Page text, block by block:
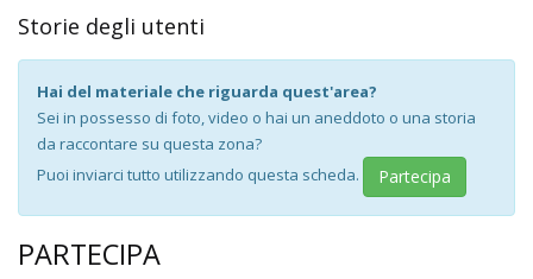
Storie degli utenti
Hai del materiale che riguarda quest'area?
Sei in possesso di foto, video o hai un aneddoto o una storia
da raccontare su questa zona?
Puoi inviarci tutto utilizzando questa scheda.
Partecipa
PARTECIPA